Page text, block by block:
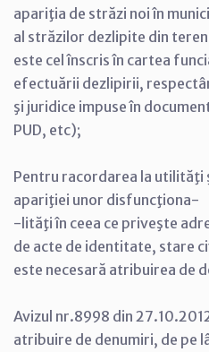
apariţia de străzi noi în
al străzilor dezlipite din
este cel înscris în cartea
efectuării dezlipirii,
şi juridice impuse în
PUD, etc);
Pentru racordarea la utilităţi
apariţiei unor disfuncţiona-
-lităţi în ceea ce priveşte
de acte de identitate, stare
este necesară atribuirea de
Avizul nr.8998 din
atribuire de denumiri, de pe